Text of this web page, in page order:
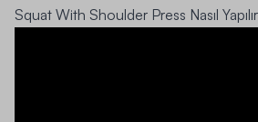
Squat With Shoulder Press Nasıl